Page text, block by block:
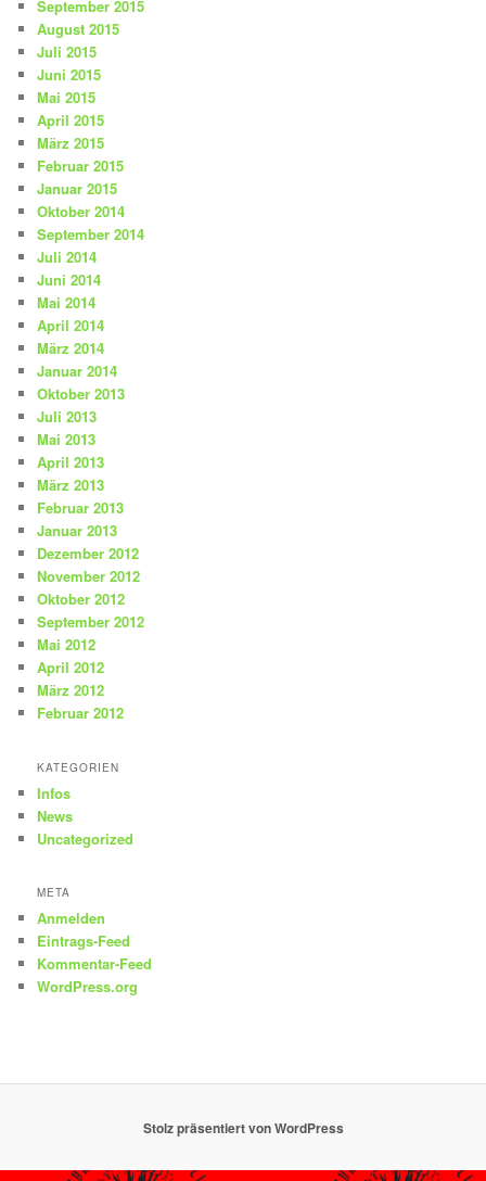
September 2015
August 2015
Juli 2015
Juni 2015
Mai 2015
April 2015
März 2015
Februar 2015
Januar 2015
Oktober 2014
September 2014
Juli 2014
Juni 2014
Mai 2014
April 2014
März 2014
Januar 2014
Oktober 2013
Juli 2013
Mai 2013
April 2013
März 2013
Februar 2013
Januar 2013
Dezember 2012
November 2012
Oktober 2012
September 2012
Mai 2012
April 2012
März 2012
Februar 2012
KATEGORIEN
Infos
News
Uncategorized
META
Anmelden
Eintrags-Feed
Kommentar-Feed
WordPress.org
Stolz präsentiert von WordPress